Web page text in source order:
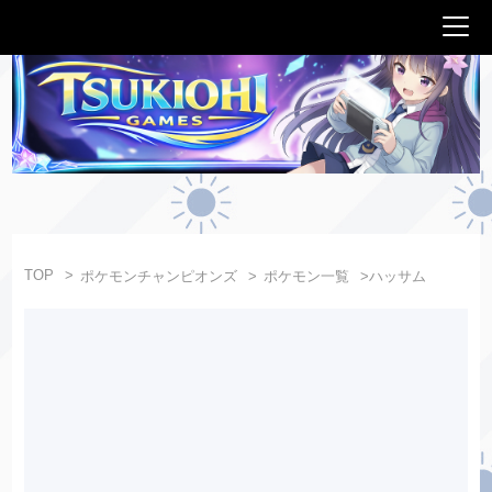
TOP ポケモンチャンピオンズ ポケモン一覧 ハッサム